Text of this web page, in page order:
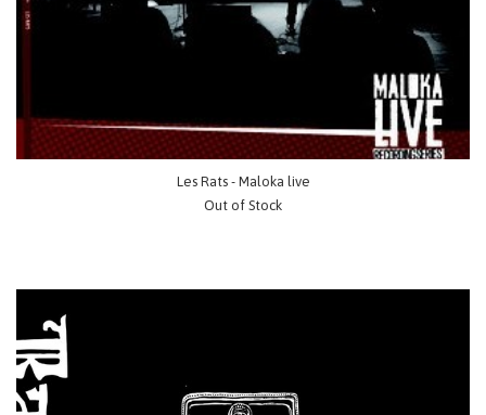
Les Rats - Maloka live
Out of Stock